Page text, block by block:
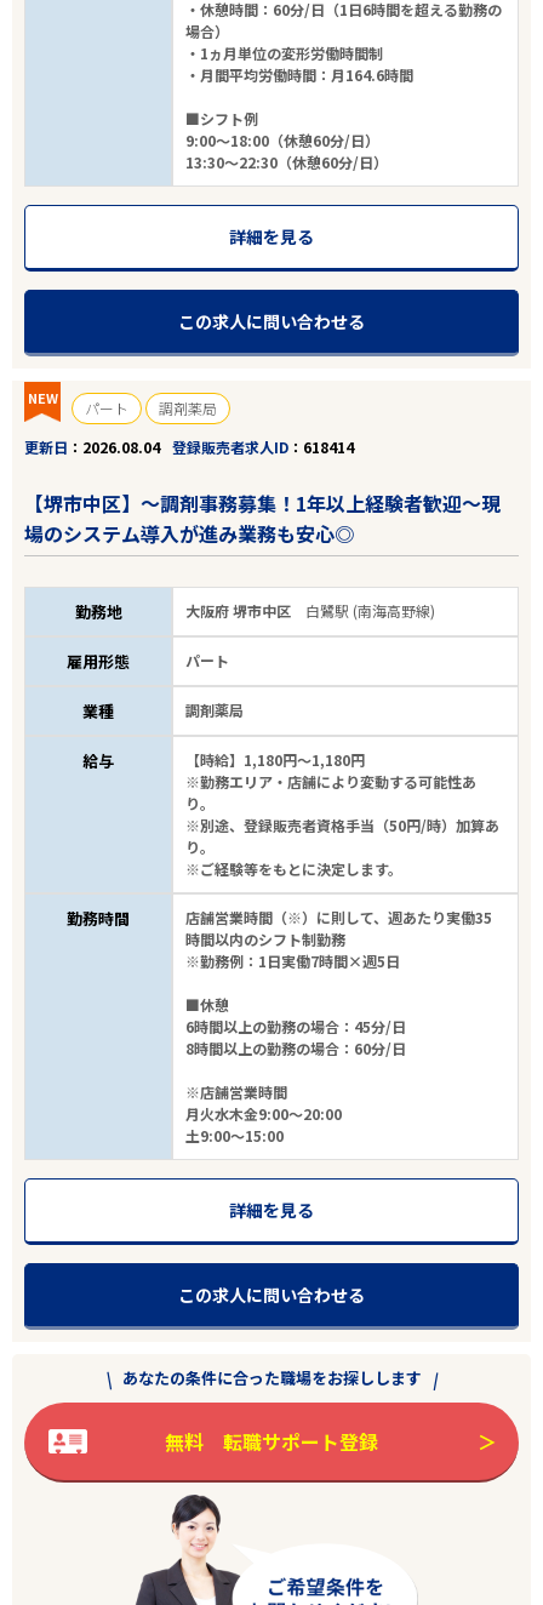
・休憩時間：60分/日（1日6時間を超える勤務の
場合）
・1ヵ月単位の変形労働時間制
・月間平均労働時間：月164.6時間
■シフト例
9:00～18:00（休憩60分/日）
13:30～22:30（休憩60分/日）
詳細を見る
この求人に問い合わせる
NEW パート
調剤薬局
更新日
2026.08.04 登録販売者求人ID 618414
【堺市中区】～調剤事務募集！1年以上経験者歓迎～現
場のシステム導入が進み業務も安心◎
勤務地 大阪府 堺市中区 白鷺駅 (南海高野線)
雇用形態 パート
業種 調剤薬局
給与
【時給】1,180円～1,180円
※勤務エリア・店舗により変動する可能性あ
り。
※別途、登録販売者資格手当（50円/時）加算あ
り。
※ご経験等をもとに決定します。
勤務時間
店舗営業時間（※）に則して、週あたり実働35
時間以内のシフト制勤務
※勤務例：1日実働7時間×週5日
■休憩
6時間以上の勤務の場合：45分/日
8時間以上の勤務の場合：60分/日
※店舗営業時間
月火水木金9:00～20:00
土9:00～15:00
詳細を見る
この求人に問い合わせる
あなたの条件に合った職場をお探しします
無料 転職サポート登録